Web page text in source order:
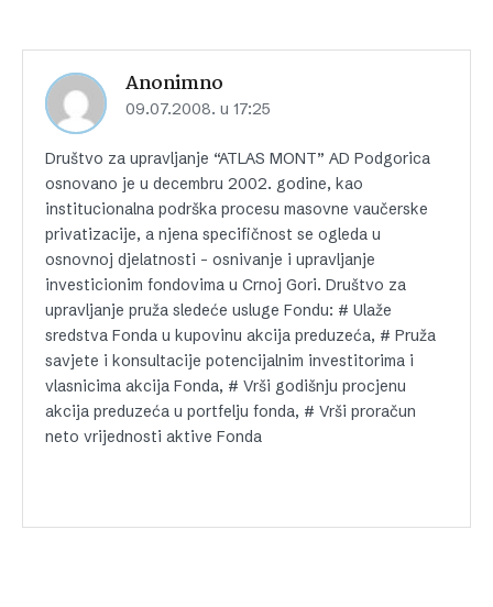
Anonimno
09.07.2008. u 17:25
Društvo za upravljanje “ATLAS MONT” AD Podgorica
osnovano je u decembru 2002. godine, kao
institucionalna podrška procesu masovne vaučerske
privatizacije, a njena specifičnost se ogleda u
osnovnoj djelatnosti – osnivanje i upravljanje
investicionim fondovima u Crnoj Gori. Društvo za
upravljanje pruža sledeće usluge Fondu: # Ulaže
sredstva Fonda u kupovinu akcija preduzeća, # Pruža
savjete i konsultacije potencijalnim investitorima i
vlasnicima akcija Fonda, # Vrši godišnju procjenu
akcija preduzeća u portfelju fonda, # Vrši proračun
neto vrijednosti aktive Fonda